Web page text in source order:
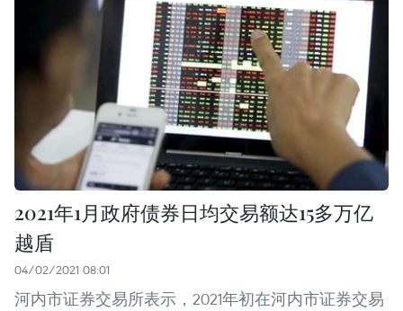
2021年1月政府债券日均交易额达15多万亿
越盾
04/02/2021 08:01
河内市证券交易所表示，2021年初在河内市证券交易